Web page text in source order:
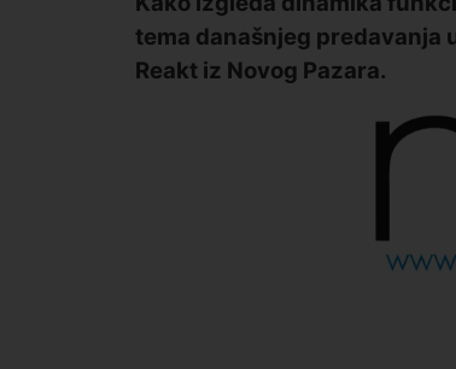
tema današnjeg predavanja
Reakt iz Novog Pazara.